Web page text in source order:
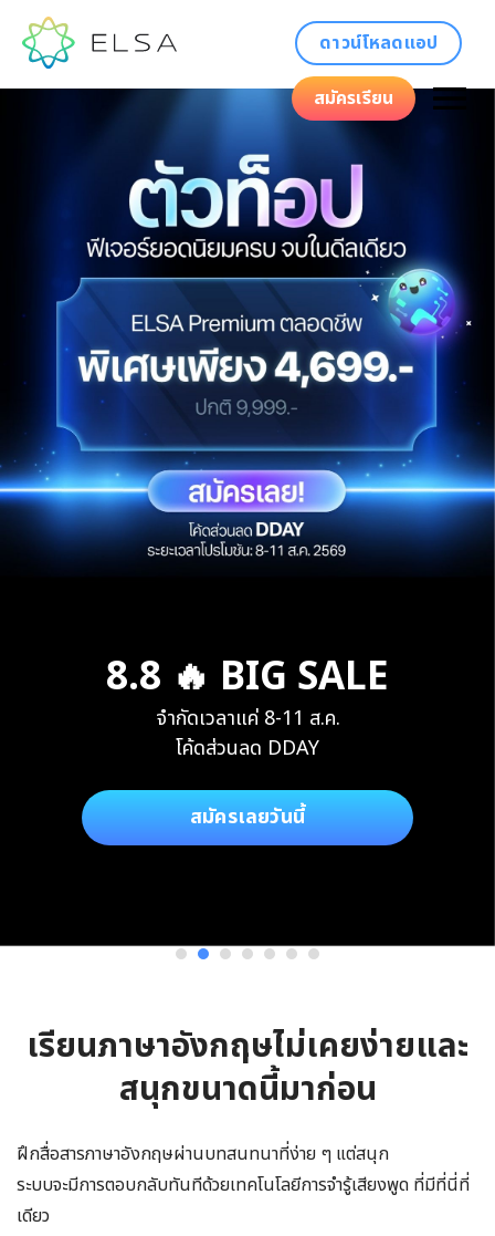
ดาวน์โหลดแอป
สมัครเรียน
8.8 🔥 BIG SALE
จำกัดเวลาแค่ 8-11 ส.ค.
โค้ดส่วนลด DDAY
สมัครเลยวันนี้
เรียนภาษาอังกฤษไม่เคยง่ายและ
สนุกขนาดนี้มาก่อน
ฝึกสื่อสารภาษาอังกฤษผ่านบทสนทนาที่ง่าย ๆ แต่สนุก
ระบบจะมีการตอบกลับทันทีด้วยเทคโนโลยีการจำรู้เสียงพูด ที่มีที่นี่ที่
เดียว